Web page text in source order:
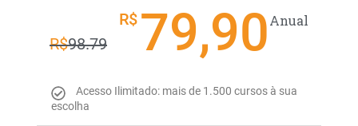
R$98.79
R$ 79,90Anual
Acesso Ilimitado: mais de 1.500 cursos à sua
escolha